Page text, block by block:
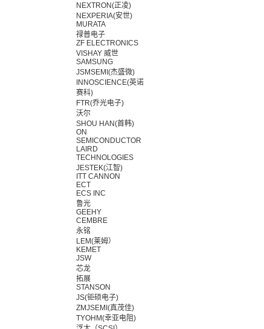
NEXTRON(正凌)
NEXPERIA(安世)
MURATA
禄普电子
ZF ELECTRONICS
VISHAY 威世
SAMSUNG
JSMSEMI(杰盛微)
INNOSCIENCE(英诺
赛科)
FTR(乔光电子)
沃尔
SHOU HAN(首韩)
ON
SEMICONDUCTOR
LAIRD
TECHNOLOGIES
JESTEK(江智)
ITT CANNON
ECT
ECS INC
鲁光
GEEHY
CEMBRE
永铭
LEM(莱姆）
KEMET
JSW
芯龙
拓展
STANSON
JS(钜硕电子)
ZMJSEMI(真茂佳)
TYOHM(幸亚电阻)